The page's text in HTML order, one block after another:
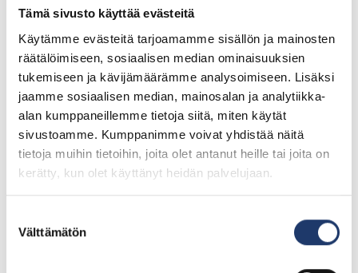
Tämä sivusto käyttää evästeitä
Käytämme evästeitä tarjoamamme sisällön ja mainosten
räätälöimiseen, sosiaalisen median ominaisuuksien
tukemiseen ja kävijämäärämme analysoimiseen. Lisäksi
jaamme sosiaalisen median, mainosalan ja analytiikka-
alan kumppaneillemme tietoja siitä, miten käytät
sivustoamme. Kumppanimme voivat yhdistää näitä
tietoja muihin tietoihin, joita olet antanut heille tai joita on
kerätty, kun olet käyttänyt heidän palvelujaan.
valinta
Välttämätön
Change cookie settings
Hyväksy evästeet nähdäksesi upotettu
sisältö
Hyväksy evästeet
Jaa WhatsAppissa